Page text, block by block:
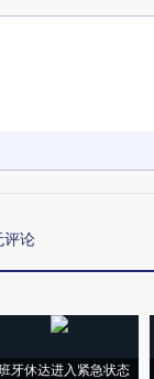
评论
牙休达进入紧急状态